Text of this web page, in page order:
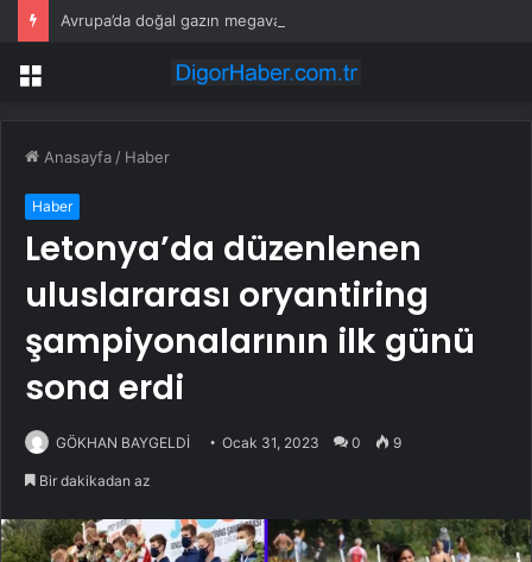
Avrupa’da doğal gazın megavatsaati 58,70 euroya düştü
Menü
Anasayfa / Haber
Haber
Letonya’da düzenlenen
uluslararası oryantiring
şampiyonalarının ilk günü
sona erdi
GÖKHAN BAYGELDİ Ocak 31, 2023 0 9
Bir dakikadan az